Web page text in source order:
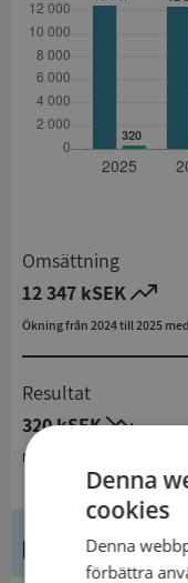
Omsättning
12 347 kSEK
Ökning från 2024 till 2025
Resultat
320 kSEK
Minskning från 2024 till 2025
Denna
cookies
Denna
förbättra